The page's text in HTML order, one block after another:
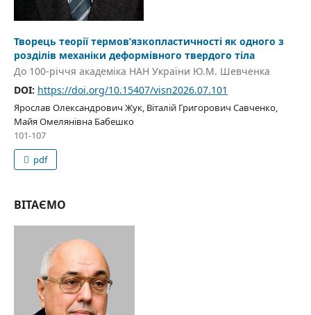
Творець теорії термов’язкопластичності як одного з
розділів механіки деформівного твердого тіла
До 100-річчя академіка НАН України Ю.М. Шевченка
DOI: https://doi.org/10.15407/visn2026.07.101
Ярослав Олександрович Жук, Віталій Григорович Савченко,
Майя Омелянівна Бабешко
101-107
pdf
ВІТАЄМО